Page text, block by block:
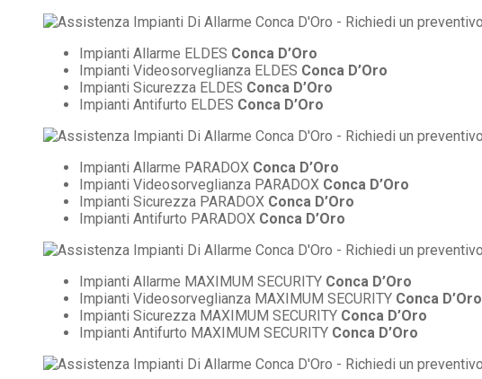
Impianti Allarme ELDES Conca D’Oro
Impianti Videosorveglianza ELDES Conca D’Oro
Impianti Sicurezza ELDES Conca D’Oro
Impianti Antifurto ELDES Conca D’Oro
Impianti Allarme PARADOX Conca D’Oro
Impianti Videosorveglianza PARADOX Conca D’Oro
Impianti Sicurezza PARADOX Conca D’Oro
Impianti Antifurto PARADOX Conca D’Oro
Impianti Allarme MAXIMUM SECURITY Conca D’Oro
Impianti Videosorveglianza MAXIMUM SECURITY Conca D’Oro
Impianti Sicurezza MAXIMUM SECURITY Conca D’Oro
Impianti Antifurto MAXIMUM SECURITY Conca D’Oro